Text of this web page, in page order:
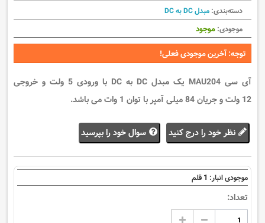
دسته‌بندی: مبدل DC به DC
موجودی: موجود
توجه: آخرین موجودی فعلی!
آی سی MAU204 یک مبدل DC به DC با ورودی 5 ولت و خروجی
12 ولت و جریان 84 میلی آمپر با توان 1 وات می باشد.
نظر خود را درج کنید سوال خود را بپرسید
موجودی انبار: 1 قلم
تعداد: